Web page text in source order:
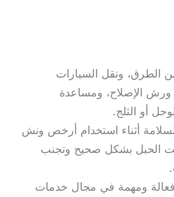
الطرق، ونقل السيارات
ورش الإصلاح، ومساعدة
أو الثلج.
أثناء استخدام أرخص ونش
الحبل بشكل صحيح وتجنب
فعالة ومهمة في مجال خدمات